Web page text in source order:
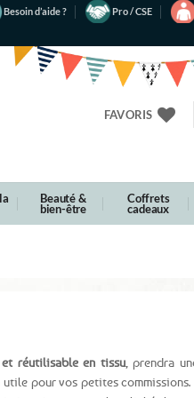
Besoin d’aide ? Pro / CSE
FAVORIS
Beauté &
bien-être
Coffrets
cadeaux
réutilisable en tissu, prendra
pour vos petites commissions.